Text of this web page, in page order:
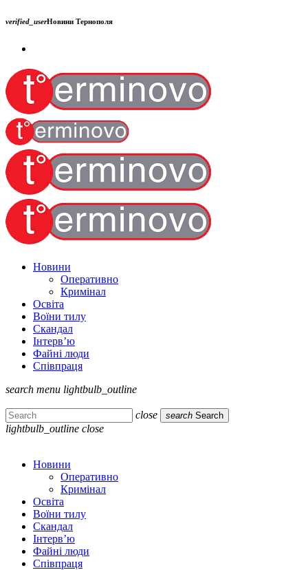
verified_userНовини Тернополя
Новини
Оперативно
Кримінал
Освіта
Воїни тилу
Скандал
Інтерв’ю
Файні люди
Співпраця
search menu lightbulb_outline
close search Search
lightbulb_outline close
Новини
Оперативно
Кримінал
Освіта
Воїни тилу
Скандал
Інтерв’ю
Файні люди
Співпраця